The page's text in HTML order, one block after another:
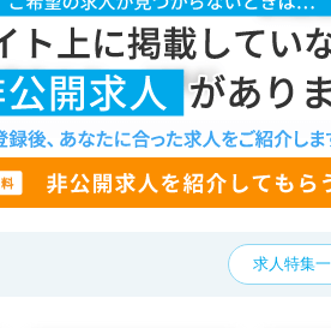
求人特集